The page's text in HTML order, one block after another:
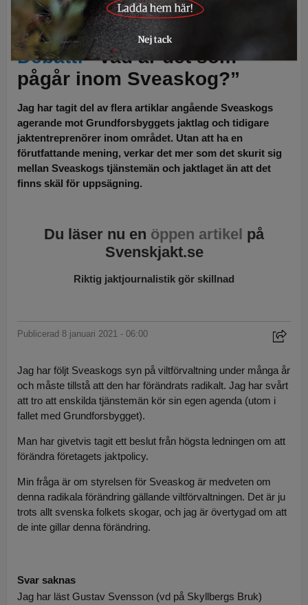
Sveaskoghar på ett radikalt och negativt sätt förändrat sin jaktpolicy,
anser artikelförfattaren. Foto: Lars-Henrik Andersson
Debatt:”Vad är det som
pågår inom Sveaskog?”
Jag har tagit del av flera artiklar angående Sveaskogs
agerande mot Grundforsbyggets jaktlag och tidigare
jaktentreprenörer inom området. Utan att ha en
förutfattande mening, verkar det mer som det skurit sig
mellan Sveaskogs tjänstemän och jaktlaget än att det
finns skäl för uppsägning.
Du läser nu en öppen artikel på
Svenskjakt.se
Riktig jaktjournalistik gör skillnad
Publicerad 8 januari 2021 - 06:00
Jag har följt Sveaskogs syn på viltförvaltning under många år
och måste tillstå att den har förändrats radikalt. Jag har svårt
att tro att enskilda tjänstemän kör sin egen agenda (utom i
fallet med Grundforsbygget).
Man har givetvis tagit ett beslut från högsta ledningen om att
förändra företagets jaktpolicy.
Min fråga är om styrelsen för Sveaskog är medveten om
denna radikala förändring gällande viltförvaltningen. Det är ju
trots allt svenska folkets skogar, och jag är övertygad om att
de inte gillar denna förändring.
Svar saknas
Jag har läst Gustav Svensson (vd på Skyllbergs Bruk)